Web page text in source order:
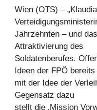
Wien (OTS) –
Jahrzehnten – und
Attraktivierung des
Soldatenberufes.
Ideen der FPÖ bereits
mit der Idee der
Gegensatz dazu
stellt die ‚Mission